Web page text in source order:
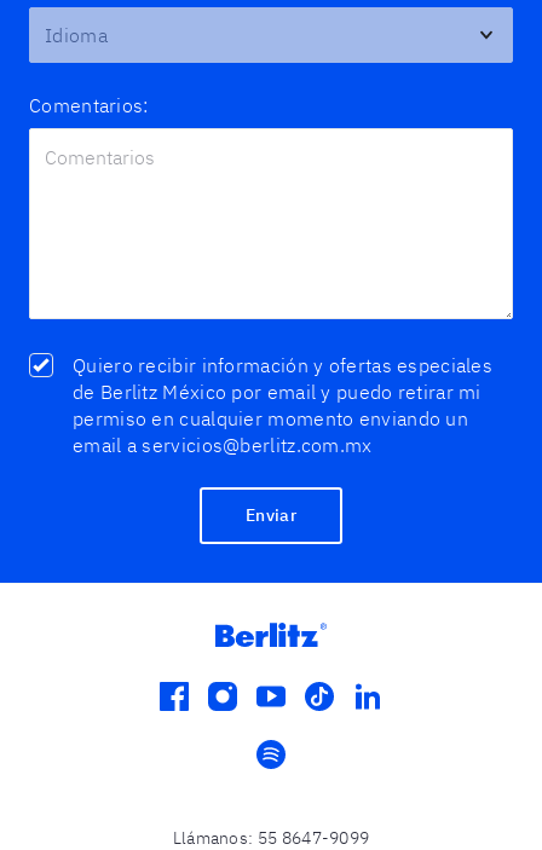
Comentarios:
Quiero recibir información y ofertas especiales
de Berlitz México por email y puedo retirar mi
permiso en cualquier momento enviando un
email a servicios@berlitz.com.mx
Enviar
facebook
instagram
youtube
tiktoklinkedin
spotify
Llámanos: 55 8647-9099